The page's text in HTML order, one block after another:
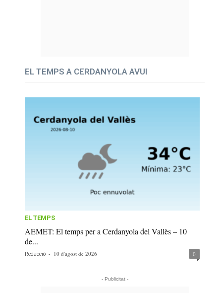
EL TEMPS A CERDANYOLA AVUI
EL TEMPS
AEMET: El temps per a Cerdanyola del Vallès – 10
de...
Redacció - 10 d'agost de 2026 0
- Publicitat -